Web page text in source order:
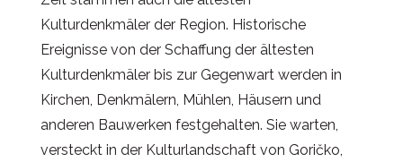
Kulturdenkmäler der Region. Historische
Ereignisse von der Schaffung der ältesten
Kulturdenkmäler bis zur Gegenwart werden in
Kirchen, Denkmälern, Mühlen, Häusern und
anderen Bauwerken festgehalten. Sie warten,
versteckt in der Kulturlandschaft von Goričko,